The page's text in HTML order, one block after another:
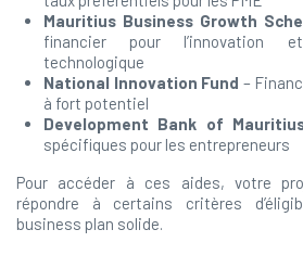
Mauritius Business Growth
financier pour l’innovation
technologique
National Innovation Fund –
à fort potentiel
Development Bank of
spécifiques pour les entrepreneurs
Pour accéder à ces aides, votre
répondre à certains critères
business plan solide.